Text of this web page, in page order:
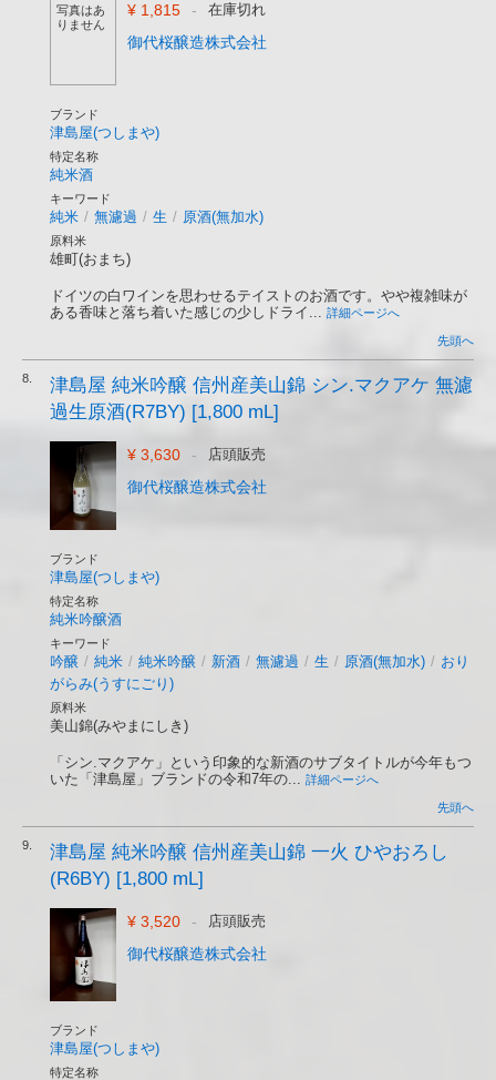
写真はあ
りません
¥ 1,815 - 在庫切れ
御代桜醸造株式会社
ブランド
津島屋(つしまや)
特定名称
純米酒
キーワード
純米 / 無濾過 / 生 / 原酒(無加水)
原料米
雄町(おまち)
ドイツの白ワインを思わせるテイストのお酒です。やや複雑味が
ある香味と落ち着いた感じの少しドライ... 詳細ページへ
先頭へ
8.
津島屋 純米吟醸 信州産美山錦 シン.マクアケ 無濾
過生原酒(R7BY) [1,800 mL]
¥ 3,630 - 店頭販売
御代桜醸造株式会社
ブランド
津島屋(つしまや)
特定名称
純米吟醸酒
キーワード
吟醸 / 純米 / 純米吟醸 / 新酒 / 無濾過 / 生 / 原酒(無加水) / おり
がらみ(うすにごり)
原料米
美山錦(みやまにしき)
「シン.マクアケ」という印象的な新酒のサブタイトルが今年もつ
いた「津島屋」ブランドの令和7年の... 詳細ページへ
先頭へ
9.
津島屋 純米吟醸 信州産美山錦 一火 ひやおろし
(R6BY) [1,800 mL]
¥ 3,520 - 店頭販売
御代桜醸造株式会社
ブランド
津島屋(つしまや)
特定名称